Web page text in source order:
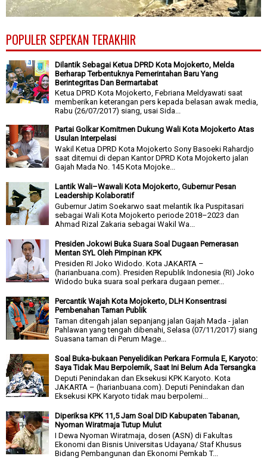
POPULER SEPEKAN TERAKHIR
Dilantik Sebagai Ketua DPRD Kota Mojokerto, Melda
Berharap Terbentuknya Pemerintahan Baru Yang
Berintegritas Dan Bermartabat
Ketua DPRD Kota Mojokerto, Febriana Meldyawati saat
memberikan keterangan pers kepada belasan awak media,
Rabu (26/07/2017) siang, usai Sida...
Partai Golkar Komitmen Dukung Wali Kota Mojokerto Atas
Usulan Interpelasi
Wakil Ketua DPRD Kota Mojokerto Sony Basoeki Rahardjo
saat ditemui di depan Kantor DPRD Kota Mojokerto jalan
Gajah Mada No. 145 Kota Mojoke...
Lantik Wali–Wawali Kota Mojokerto, Gubernur Pesan
Leadership Kolaboratif
Gubernur Jatim Soekarwo saat melantik Ika Puspitasari
sebagai Wali Kota Mojokerto periode 2018–2023 dan
Ahmad Rizal Zakaria sebagai Wakil Wa...
Presiden Jokowi Buka Suara Soal Dugaan Pemerasan
Mentan SYL Oleh Pimpinan KPK
Presiden RI Joko Widodo. Kota JAKARTA –
(harianbuana.com). Presiden Republik Indonesia (RI) Joko
Widodo buka suara soal perkara dugaan pemer...
Percantik Wajah Kota Mojokerto, DLH Konsentrasi
Pembenahan Taman Publik
Taman ditengah jalan sepanjang jalan Gajah Mada - jalan
Pahlawan yang tengah dibenahi, Selasa (07/11/2017) siang
Suasana taman di Perum Mage...
Soal Buka-bukaan Penyelidikan Perkara Formula E, Karyoto:
Saya Tidak Mau Berpolemik, Saat Ini Belum Ada Tersangka
Deputi Penindakan dan Eksekusi KPK Karyoto. Kota
JAKARTA – (harianbuana.com). Deputi Penindakan dan
Eksekusi KPK Karyoto tidak mau berpolemi...
Diperiksa KPK 11,5 Jam Soal DID Kabupaten Tabanan,
Nyoman Wiratmaja Tutup Mulut
I Dewa Nyoman Wiratmaja, dosen (ASN) di Fakultas
Ekonomi dan Bisnis Universitas Udayana/ Staf Khusus
Bidang Pembangunan dan Ekonomi Pemkab T...